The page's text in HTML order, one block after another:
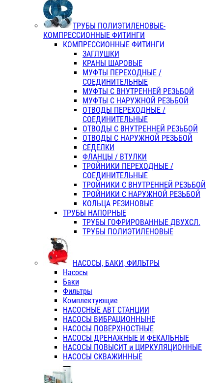
ТРУБЫ ПОЛИЭТИЛЕНОВЫЕ-
КОМПРЕССИОННЫЕ ФИТИНГИ
КОМПРЕССИОННЫЕ ФИТИНГИ
ЗАГЛУШКИ
КРАНЫ ШАРОВЫЕ
МУФТЫ ПЕРЕХОДНЫЕ /
СОЕДИНИТЕЛЬНЫЕ
МУФТЫ С ВНУТРЕННЕЙ РЕЗЬБОЙ
МУФТЫ С НАРУЖНОЙ РЕЗЬБОЙ
ОТВОДЫ ПЕРЕХОДНЫЕ /
СОЕДИНИТЕЛЬНЫЕ
ОТВОДЫ С ВНУТРЕННЕЙ РЕЗЬБОЙ
ОТВОДЫ С НАРУЖНОЙ РЕЗЬБОЙ
СЕДЕЛКИ
ФЛАНЦЫ / ВТУЛКИ
ТРОЙНИКИ ПЕРЕХОДНЫЕ /
СОЕДИНИТЕЛЬНЫЕ
ТРОЙНИКИ С ВНУТРЕННЕЙ РЕЗЬБОЙ
ТРОЙНИКИ С НАРУЖНОЙ РЕЗЬБОЙ
КОЛЬЦА РЕЗИНОВЫЕ
ТРУБЫ НАПОРНЫЕ
ТРУБЫ ГОФРИРОВАННЫЕ ДВУХСЛ.
ТРУБЫ ПОЛИЭТИЛЕНОВЫЕ
НАСОСЫ, БАКИ, ФИЛЬТРЫ
Насосы
Баки
Фильтры
Комплектующие
НАСОСНЫЕ АВТ СТАНЦИИ
НАСОСЫ ВИБРАЦИОННЫНЕ
НАСОСЫ ПОВЕРХНОСТНЫЕ
НАСОСЫ ДРЕНАЖНЫЕ И ФЕКАЛЬНЫЕ
НАСОСЫ ПОВЫСИТ и ЦИРКУЛЯЦИОННЫЕ
НАСОСЫ СКВАЖИННЫЕ